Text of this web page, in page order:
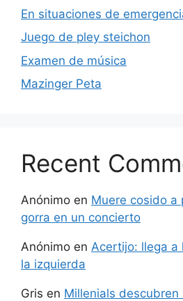
En situaciones de
Juego de pley steichon
Examen de música
Mazinger Peta
Recent
Anónimo en Muere cosido a
gorra en un concierto
Anónimo en Acertijo: llega a
la izquierda
Gris en Millenials descubren